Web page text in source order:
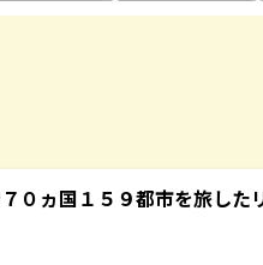
０ヵ国１５９都市を旅した